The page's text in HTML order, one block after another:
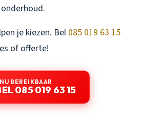
je kiezen. Bel 085 019 63 15
of offerte!
NU BEREIKBAAR
085 019 63 15